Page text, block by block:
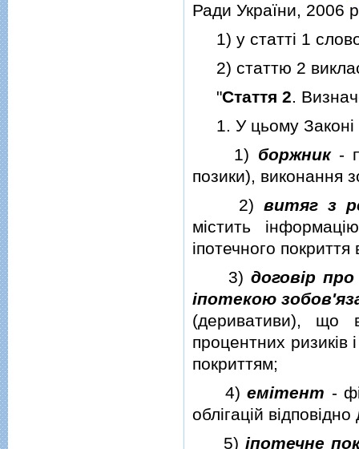
Ради України, 2006
1) у статтi 1
2) статтю 2
"Стаття 2.
1. У цьому Законi
1) боржник-
позики), виконання
2)витяг з
мiстить
iпотечного
3) договiр про
iпотекою
(деривативи), що
процентних ризикiв
покриттям;
4)емiтент -
облiгацiй вiдповiдно
5)iпотечне